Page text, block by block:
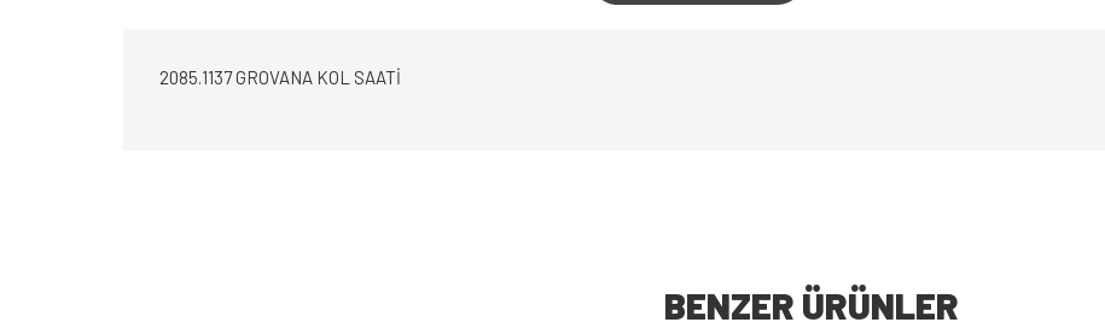
2085.1137 GROVANA KOL SAATİ
BENZER ÜRÜNLER